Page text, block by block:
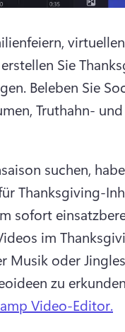
Sie
Beleben Sie
Truthahn- und
suchen,
Thanksgiving-
sofort
im
zu
Video-Editor.